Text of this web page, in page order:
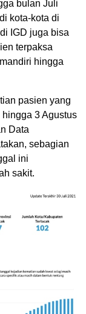
bulan Juli
kota-kota di
IGD juga bisa
terpaksa
hingga
pasien yang
3 Agustus
Data
sebagian
ini
sakit.